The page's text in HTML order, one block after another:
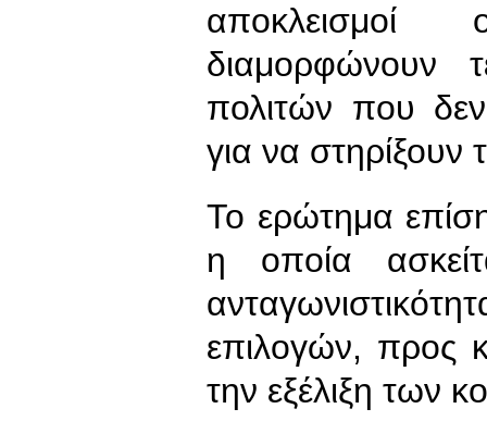
αποκλεισμοί
διαμορφώνουν
πολιτών που
για να
Το ερώτημα
η οποία
επιλογών, προς
την εξέλιξη των